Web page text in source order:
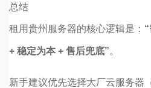
总结
租用贵州服务器的核心逻辑是：
+ 稳定为本 + 售后兜底”。
新手建议优先选择大厂云服务器